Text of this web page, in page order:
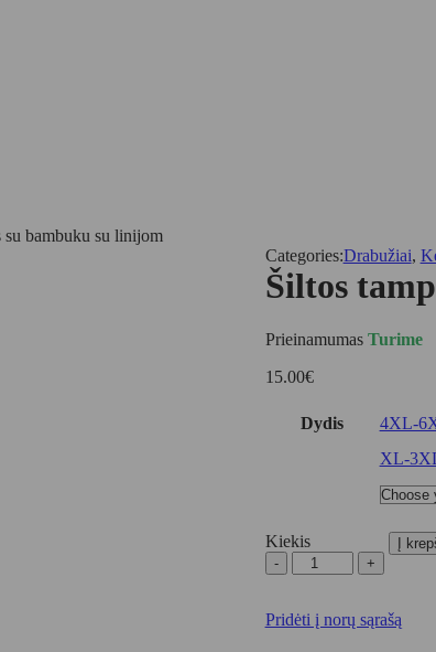
su bambuku su linijom
Categories:Drabužiai,
Šiltos
Prieinamumas Turime
15.00€
Dydis
4XL-
XL-
Kiekis
produkto
kiekis:
tamprės
Į
Pridėti į norų sąrašą